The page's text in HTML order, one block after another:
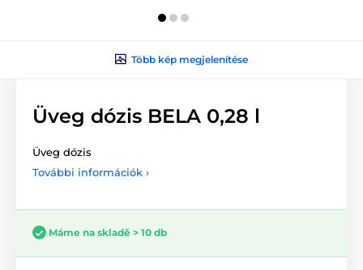
Több kép megjelenítése
Üveg dózis BELA 0,28 l
Üveg dózis
További információk ›
Máme na skladě > 10 db